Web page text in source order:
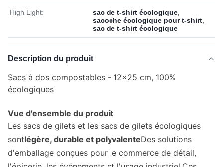
High Light: sac de t-shirt écologique
sacoche écologique pour t-shirt
sac de t-shirt écologique
Description du produit
Sacs à dos compostables - 12x25 cm, 100%
écologiques
Vue d'ensemble du produit
Les sacs de gilets et les sacs de gilets écologiques
sontlégère, durable et polyvalenteDes solutions
d'emballage conçues pour le commerce de détail,